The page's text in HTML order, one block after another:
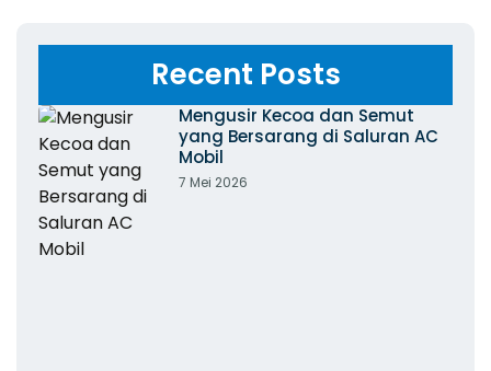
Recent Posts
Mengusir Kecoa dan Semut
yang Bersarang di Saluran AC
Mobil
7 Mei 2026